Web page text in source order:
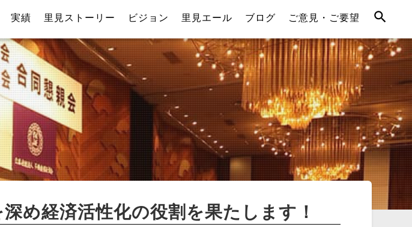
実績 里見ストーリー ビジョン 里見エール ブログ ご意見・ご要望
め経済活性化の役割を果たします！